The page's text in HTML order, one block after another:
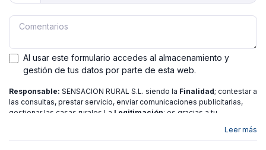
Al usar este formulario accedes al almacenamiento y
gestión de tus datos por parte de esta web.
Responsable: SENSACION RURAL S.L. siendo la Finalidad; contestar a
las consultas, prestar servicio, enviar comunicaciones publicitarias,
gestionar las casas rurales La Legitimación; es gracias a tu
de Acceso,Leer más